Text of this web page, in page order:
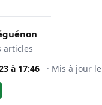
articles
à 17:46 · Mis à jour le